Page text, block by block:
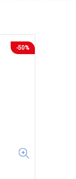
-50%